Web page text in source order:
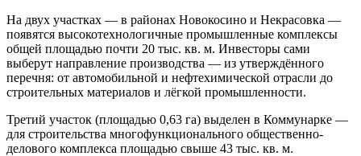
На двух участках — в районах Новокосино и Некрасовка —
появятся высокотехнологичные промышленные комплексы
общей площадью почти 20 тыс. кв. м. Инвесторы сами
выберут направление производства — из утверждённого
перечня: от автомобильной и нефтехимической отрасли до
строительных материалов и лёгкой промышленности.
Третий участок (площадью 0,63 га) выделен в Коммунарке —
для строительства многофункционального общественно-
делового комплекса площадью свыше 43 тыс. кв. м.